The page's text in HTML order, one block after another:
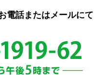
電話またはメールにて